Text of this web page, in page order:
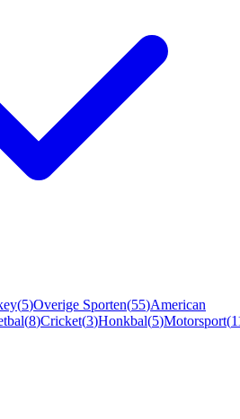
(5)Overige Sporten(55)American
(8)Cricket(3)Honkbal(5)Motorsport(